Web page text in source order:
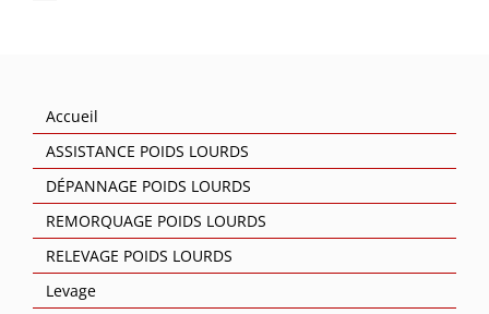
Accueil
ASSISTANCE POIDS LOURDS
DÉPANNAGE POIDS LOURDS
REMORQUAGE POIDS LOURDS
RELEVAGE POIDS LOURDS
Levage